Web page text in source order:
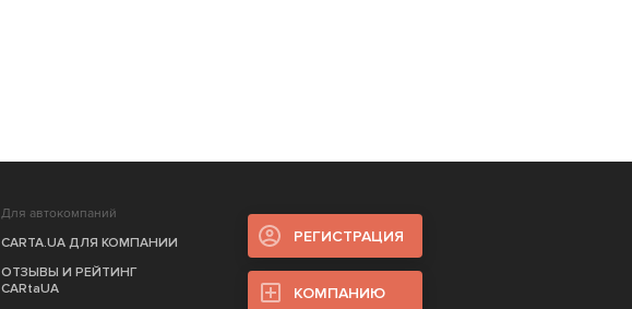
Для автокомпаний
CARTA.UA ДЛЯ КОМПАНИИ
ОТЗЫВЫ И РЕЙТИНГ
CARtaUA
РЕГИСТРАЦИЯ
КОМПАНИЮ